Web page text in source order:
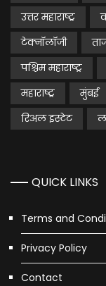
उत्तर महाराष्ट्र
टेक्नॉलॉजी
पश्चिम महाराष्ट्र
महाराष्ट्र
मुंबई
रिअल इस्टेट
QUICK LINKS
Terms and
Privacy Policy
Contact